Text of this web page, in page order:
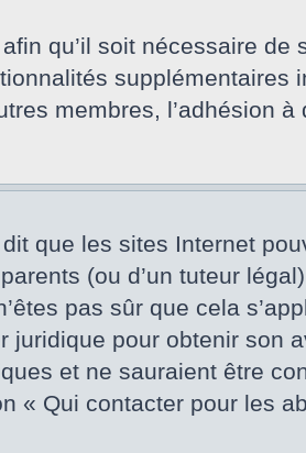
qu’il soit nécessaire de
supplémentaires
membres, l’adhésion à
que les sites Internet
(ou d’un tuteur
pas sûr que cela
juridique pour obtenir son
et ne sauraient être
« Qui contacter pour les